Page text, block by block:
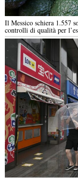
Il Messico schiera 1.557
controlli di qualità per